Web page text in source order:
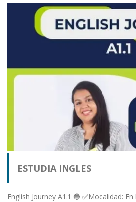
ESTUDIA INGLES
English Journey A1.1 🔵 ✅Modalidad: